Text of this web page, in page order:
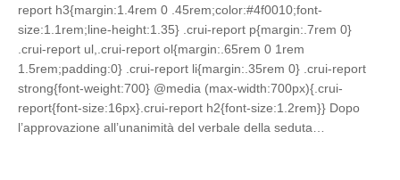
report h3{margin:1.4rem 0 .45rem;color:#4f0010;font-
size:1.1rem;line-height:1.35} .crui-report p{margin:.7rem 0}
.crui-report ul,.crui-report ol{margin:.65rem 0 1rem
1.5rem;padding:0} .crui-report li{margin:.35rem 0} .crui-report
strong{font-weight:700} @media (max-width:700px){.crui-
report{font-size:16px}.crui-report h2{font-size:1.2rem}} Dopo
l’approvazione all’unanimità del verbale della seduta…